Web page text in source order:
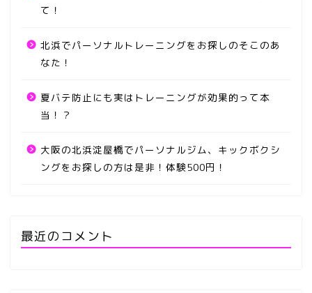
て！
北浜でパーソナルトレーニングをお探しのそこのあ
なた！
夏バテ防止にも実はトレーニングが効果的って本
当！？
大阪の北浜淀屋橋でパーソナルジム、キックボクシ
ングをお探しの方は是非！体験500円！
最近のコメント